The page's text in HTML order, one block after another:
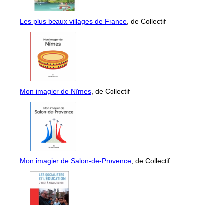
Les plus beaux villages de France , de Collectif
Mon imagier de Nîmes , de Collectif
Mon imagier de Salon-de-Provence , de Collectif